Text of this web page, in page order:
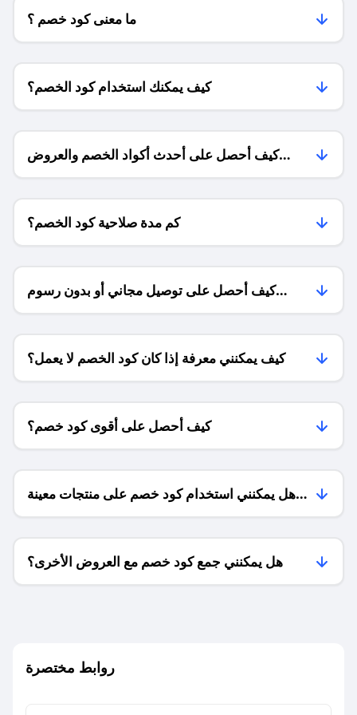
ما معنى كود خصم ؟
كيف يمكنك استخدام كود الخصم؟
كيف أحصل على أحدث أكواد الخصم والعروض
للمتاجر؟
كم مدة صلاحية كود الخصم؟
كيف أحصل على توصيل مجاني أو بدون رسوم
الشحن ؟
كيف يمكنني معرفة إذا كان كود الخصم لا يعمل؟
كيف أحصل على أقوى كود خصم؟
هل يمكنني استخدام كود خصم على منتجات معينة
فقط؟
هل يمكنني جمع كود خصم مع العروض الأخرى؟
روابط مختصرة